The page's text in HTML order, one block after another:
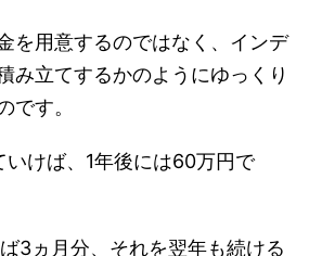
を用意するのではなく、インデ
み立てするかのようにゆっくり
です。
けば、1年後には60万円で
3ヵ月分、それを翌年も続ける